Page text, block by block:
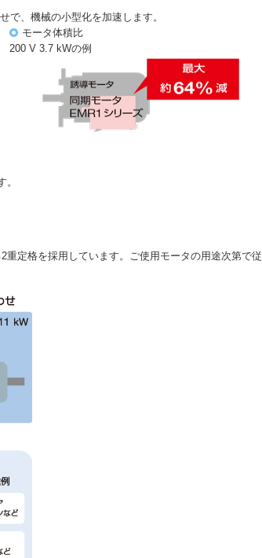
で、機械の小型化を加速します。
モータ体積比
200 V 3.7 kWの例
重定格を採用しています。ご使用モータの用途次第で従